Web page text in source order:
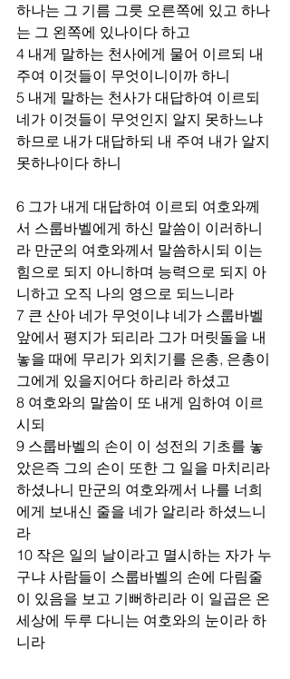
하나는 그 기름 그릇 오른쪽에 있고 하나
는 그 왼쪽에 있나이다 하고
4 내게 말하는 천사에게 물어 이르되 내
주여 이것들이 무엇이니이까 하니
5 내게 말하는 천사가 대답하여 이르되
네가 이것들이 무엇인지 알지 못하느냐
하므로 내가 대답하되 내 주여 내가 알지
못하나이다 하니
6 그가 내게 대답하여 이르되 여호와께
서 스룹바벨에게 하신 말씀이 이러하니
라 만군의 여호와께서 말씀하시되 이는
힘으로 되지 아니하며 능력으로 되지 아
니하고 오직 나의 영으로 되느니라
7 큰 산아 네가 무엇이냐 네가 스룹바벨
앞에서 평지가 되리라 그가 머릿돌을 내
놓을 때에 무리가 외치기를 은총, 은총이
그에게 있을지어다 하리라 하셨고
8 여호와의 말씀이 또 내게 임하여 이르
시되
9 스룹바벨의 손이 이 성전의 기초를 놓
았은즉 그의 손이 또한 그 일을 마치리라
하셨나니 만군의 여호와께서 나를 너희
에게 보내신 줄을 네가 알리라 하셨느니
라
10 작은 일의 날이라고 멸시하는 자가 누
구냐 사람들이 스룹바벨의 손에 다림줄
이 있음을 보고 기뻐하리라 이 일곱은 온
세상에 두루 다니는 여호와의 눈이라 하
니라